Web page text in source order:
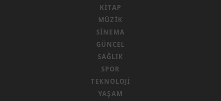
KITAP
MÜZIK
SINEMA
GÜNCEL
SAĞLIK
SPOR
TEKNOLOJI
YAŞAM